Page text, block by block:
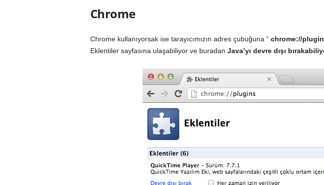
Chrome
Chrome kullanıyorsak ise tarayıcımızın adres çubuğuna “chrome://
Eklentiler sayfasına ulaşabiliyor ve buradan Java’yı devre dışı